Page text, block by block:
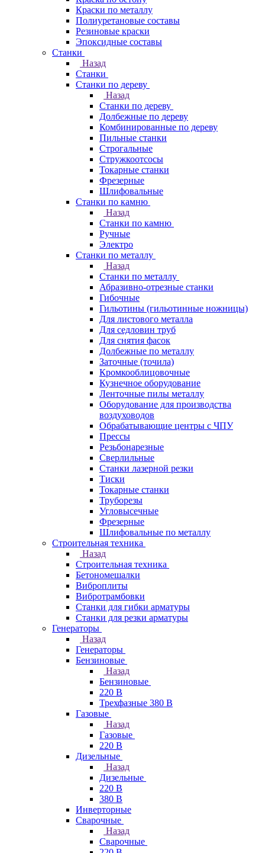
Краски по металлу
Полиуретановые составы
Резиновые краски
Эпоксидные составы
Станки
Назад
Станки
Станки по дереву
Назад
Станки по дереву
Долбежные по дереву
Комбинированные по дереву
Пильные станки
Строгальные
Стружкоотсосы
Токарные станки
Фрезерные
Шлифовальные
Станки по камню
Назад
Станки по камню
Ручные
Электро
Станки по металлу
Назад
Станки по металлу
Абразивно-отрезные станки
Гибочные
Гильотины (гильотинные ножницы)
Для листового металла
Для седловин труб
Для снятия фасок
Долбежные по металлу
Заточные (точила)
Кромкооблицовочные
Кузнечное оборудование
Ленточные пилы металлу
Оборудование для производства
воздуховодов
Обрабатывающие центры с ЧПУ
Прессы
Резьбонарезные
Сверлильные
Станки лазерной резки
Тиски
Токарные станки
Труборезы
Угловысечные
Фрезерные
Шлифовальные по металлу
Строительная техника
Назад
Строительная техника
Бетономешалки
Виброплиты
Вибротрамбовки
Станки для гибки арматуры
Станки для резки арматуры
Генераторы
Назад
Генераторы
Бензиновые
Назад
Бензиновые
220 В
Трехфазные 380 В
Газовые
Назад
Газовые
220 В
Дизельные
Назад
Дизельные
220 В
380 В
Инверторные
Сварочные
Назад
Сварочные